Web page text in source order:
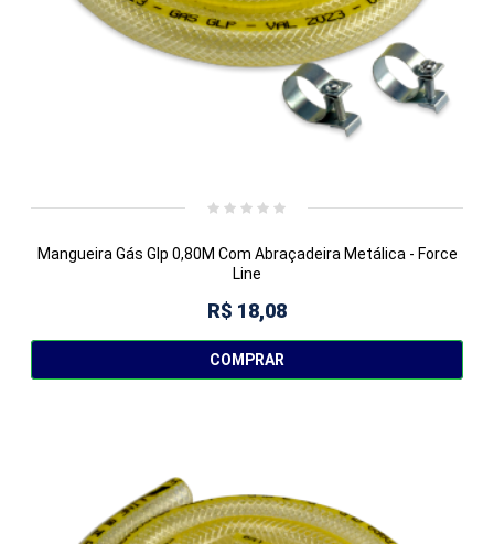
Mangueira Gás Glp 0,80M Com Abraçadeira Metálica - Force
Line
R$ 18,08
COMPRAR